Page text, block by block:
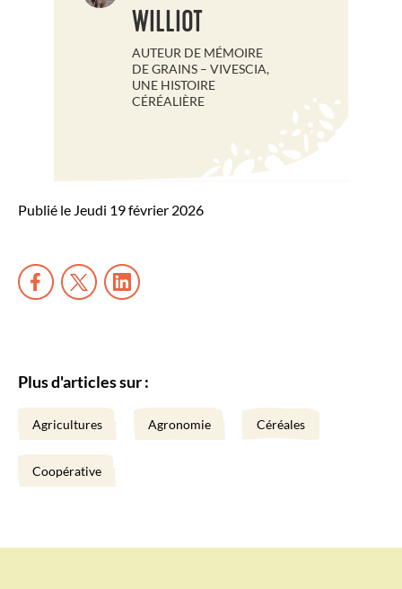
WILLIOT
AUTEUR DE MÉMOIRE
DE GRAINS – VIVESCIA,
UNE HISTOIRE
CÉRÉALIÈRE
Publié le Jeudi 19 février 2026
Plus d'articles sur :
Agricultures Agronomie Céréales
Coopérative